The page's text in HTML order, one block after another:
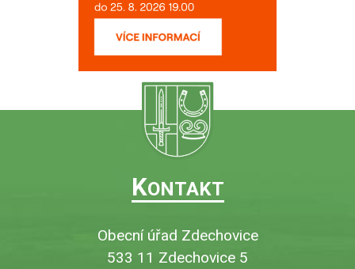
KONTAKT
Obecní úřad Zdechovice
533 11 Zdechovice 5